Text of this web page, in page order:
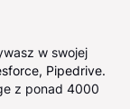
w swojej
Pipedrive.
z ponad 4000